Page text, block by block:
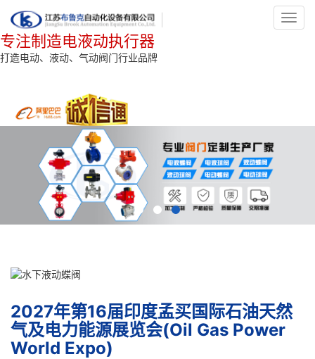
专注制造电液动执行器
打造电动、液动、气动阀门行业品牌
2027年第16届印度孟买国际石油天然
气及电力能源展览会(Oil Gas Power
World Expo)